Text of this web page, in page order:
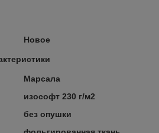
Новое
Марсала
изософт 230 г/м2
без опушки